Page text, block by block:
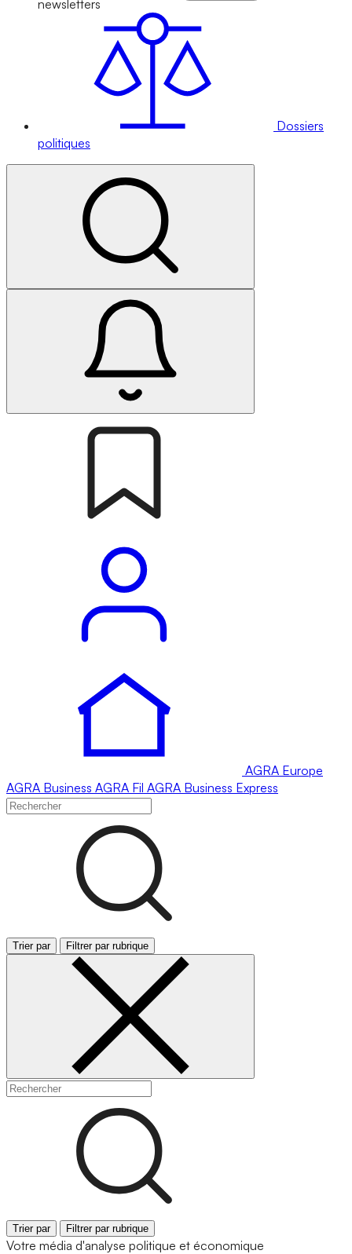
newsletters
Dossiers
politiques
AGRA Europe
AGRA Business AGRA Fil AGRA Business Express
Trier par Filtrer par rubrique
Trier par Filtrer par rubrique
Votre média d'analyse politique et économique